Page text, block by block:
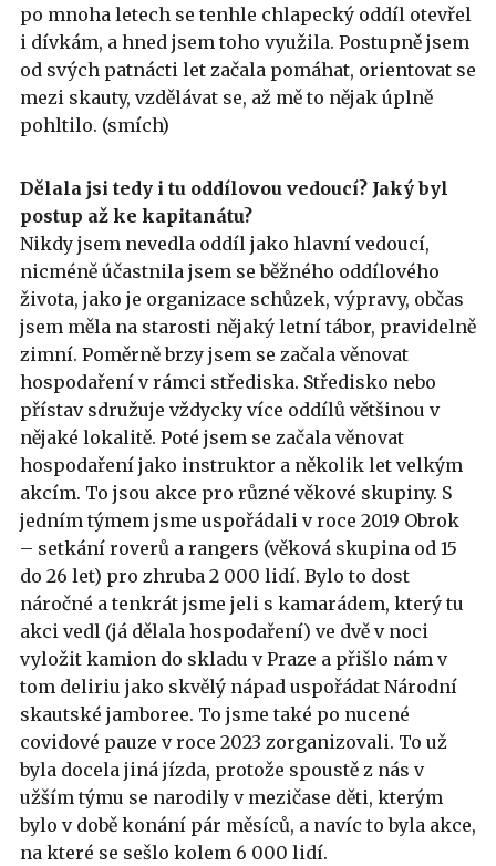
po mnoha letech se tenhle chlapecký oddíl otevřel
i dívkám, a hned jsem toho využila. Postupně jsem
od svých patnácti let začala pomáhat, orientovat se
mezi skauty, vzdělávat se, až mě to nějak úplně
pohltilo. (smích)
Dělala jsi tedy i tu oddílovou vedoucí? Jaký byl
postup až ke kapitanátu?
Nikdy jsem nevedla oddíl jako hlavní vedoucí,
nicméně účastnila jsem se běžného oddílového
života, jako je organizace schůzek, výpravy, občas
jsem měla na starosti nějaký letní tábor, pravidelně
zimní. Poměrně brzy jsem se začala věnovat
hospodaření v rámci střediska. Středisko nebo
přístav sdružuje vždycky více oddílů většinou v
nějaké lokalitě. Poté jsem se začala věnovat
hospodaření jako instruktor a několik let velkým
akcím. To jsou akce pro různé věkové skupiny. S
jedním týmem jsme uspořádali v roce 2019 Obrok
– setkání roverů a rangers (věková skupina od 15
do 26 let) pro zhruba 2 000 lidí. Bylo to dost
náročné a tenkrát jsme jeli s kamarádem, který tu
akci vedl (já dělala hospodaření) ve dvě v noci
vyložit kamion do skladu v Praze a přišlo nám v
tom deliriu jako skvělý nápad uspořádat Národní
skautské jamboree. To jsme také po nucené
covidové pauze v roce 2023 zorganizovali. To už
byla docela jiná jízda, protože spoustě z nás v
užším týmu se narodily v mezičase děti, kterým
bylo v době konání pár měsíců, a navíc to byla akce,
na které se sešlo kolem 6 000 lidí.